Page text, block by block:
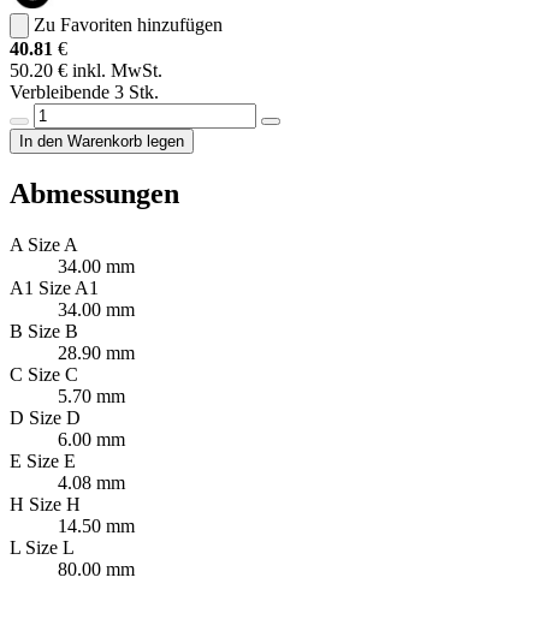
Zu Favoriten hinzufügen
40.81 €
50.20 € inkl. MwSt.
Verbleibende 3 Stk.
In den Warenkorb legen
Abmessungen
A Size A
34.00 mm
A1 Size A1
34.00 mm
B Size B
28.90 mm
C Size C
5.70 mm
D Size D
6.00 mm
E Size E
4.08 mm
H Size H
14.50 mm
L Size L
80.00 mm